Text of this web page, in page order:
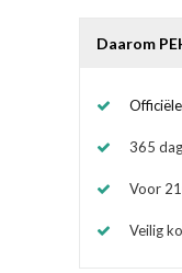
Daarom
365
Voor
Veilig